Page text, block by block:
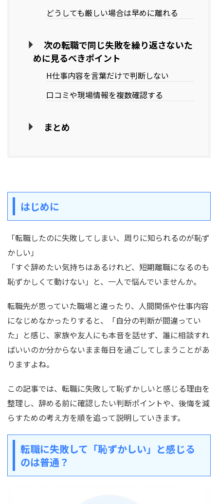
どうしても厳しい場合は早めに離れる
次の転職で同じ失敗を繰り返さないた
めに見るべきポイント
H仕事内容を言葉だけで判断しない
口コミや現場情報を複数確認する
まとめ
はじめに
「転職したのに失敗してしまい、周りに知られるのが恥ず
かしい」
「すぐ辞めたい気持ちはあるけれど、短期離職になるのも
恥ずかしくて動けない」と、一人で悩んでいませんか。
転職先が思っていた職場と違ったり、人間関係や仕事内容
になじめなかったりすると、「自分の判断が間違ってい
た」と感じ、家族や友人にも本音を話せず、誰に相談すれ
ばいいのか分からないまま毎日を過ごしてしまうことがあ
りますよね。
この記事では、転職に失敗して恥ずかしいと感じる理由を
整理し、辞める前に確認したい判断ポイントや、後悔を減
らすための考え方を順を追って説明していきます。
転職に失敗して「恥ずかしい」と感じる
のは普通？